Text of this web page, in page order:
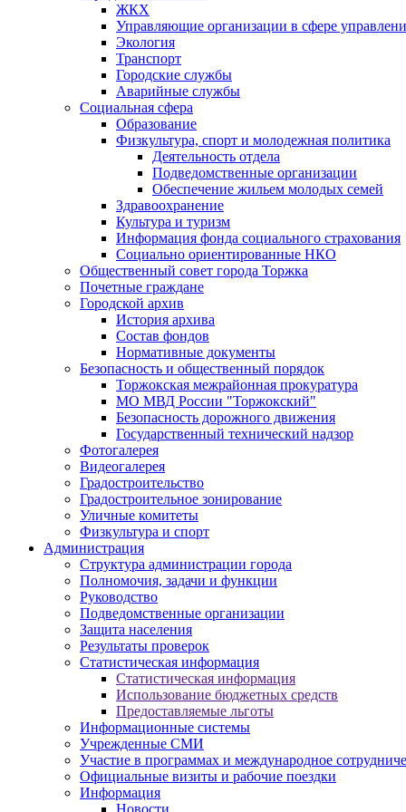
ЖКХ
Управляющие организации в сфере
Экология
Транспорт
Городские службы
Аварийные службы
Социальная сфера
Образование
Физкультура, спорт и молодежная политика
Деятельность отдела
Подведомственные организации
Обеспечение жильем молодых семей
Здравоохранение
Культура и туризм
Информация фонда социального страхования
Социально ориентированные НКО
Общественный совет города Торжка
Почетные граждане
Городской архив
История архива
Состав фондов
Нормативные документы
Безопасность и общественный порядок
Торжокская межрайонная прокуратура
МО МВД России "Торжокский"
Безопасность дорожного движения
Государственный технический надзор
Фотогалерея
Видеогалерея
Градостроительство
Градостроительное зонирование
Уличные комитеты
Физкультура и спорт
Администрация
Структура администрации города
Полномочия, задачи и функции
Руководство
Подведомственные организации
Защита населения
Результаты проверок
Статистическая информация
Статистическая информация
Использование бюджетных средств
Предоставляемые льготы
Информационные системы
Учрежденные СМИ
Участие в программах и международное
Официальные визиты и рабочие поездки
Информация